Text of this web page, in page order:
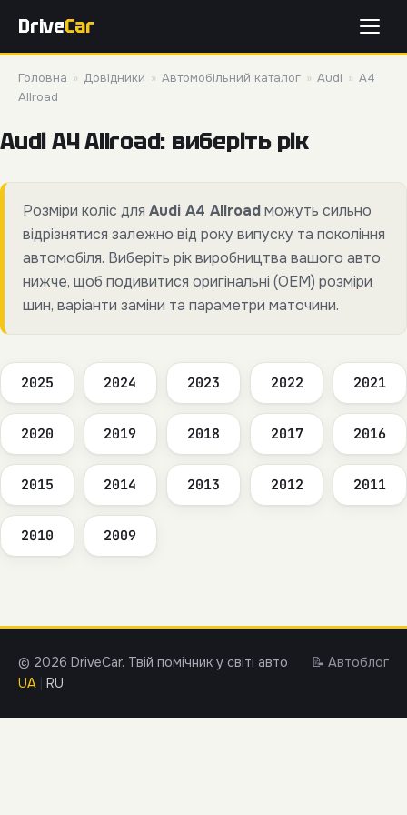
DriveCar
Головна » Довідники » Автомобільний каталог » Audi » A4
Allroad
Audi A4 Allroad: виберіть рік
Розміри коліс для Audi A4 Allroadможуть сильно
відрізнятися залежно від року випуску та покоління
автомобіля. Виберіть рік виробництва вашого авто
нижче, щоб подивитися оригінальні (OEM) розміри
шин, варіанти заміни та параметри маточини.
2025 2024 2023 2022 2021
2020 2019 2018 2017 2016
2015 2014 2013 2012 2011
2010 2009
© 2026 DriveCar. Твій помічник у світі авто
📝 Автоблог
UA
RU